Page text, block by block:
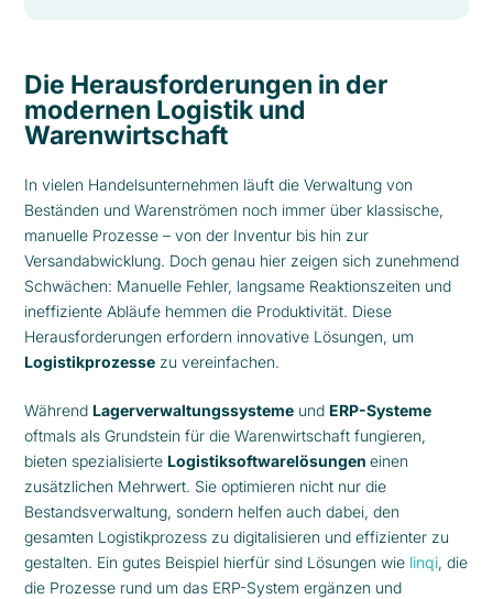
Die Herausforderungen in der
modernen Logistik und
Warenwirtschaft
In vielen Handelsunternehmen läuft die Verwaltung von
Beständen und Warenströmen noch immer über klassische,
manuelle Prozesse – von der Inventur bis hin zur
Versandabwicklung. Doch genau hier zeigen sich zunehmend
Schwächen: Manuelle Fehler, langsame Reaktionszeiten und
ineffiziente Abläufe hemmen die Produktivität. Diese
Herausforderungen erfordern innovative Lösungen, um
Logistikprozesse zu vereinfachen.
Während Lagerverwaltungssysteme und ERP-Systeme
oftmals als Grundstein für die Warenwirtschaft fungieren,
bieten spezialisierte Logistiksoftwarelösungeneinen
zusätzlichen Mehrwert. Sie optimieren nicht nur die
Bestandsverwaltung, sondern helfen auch dabei, den
gesamten Logistikprozess zu digitalisieren und effizienter zu
gestalten. Ein gutes Beispiel hierfür sind Lösungen wie linqi, die
die Prozesse rund um das ERP-System ergänzen und